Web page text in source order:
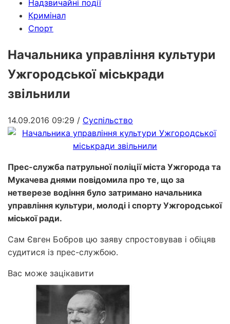
Надзвичайні події
Кримінал
Спорт
Начальника управління культури
Ужгородської міськради
звільнили
14.09.2016 09:29 / Суспільство
Прес-служба патрульної поліції міста Ужгорода та
Мукачева днями повідомила про те, що за
нетверезе водіння було затримано начальника
управління культури, молоді і спорту Ужгородської
міської ради.
Сам Євген Бобров цю заяву спростовував і обіцяв
судитися із прес-службою.
Вас може зацікавити